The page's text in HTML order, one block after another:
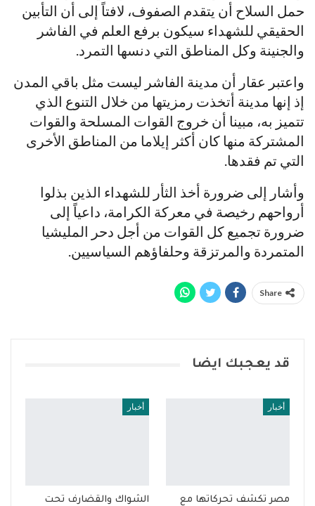
حمل السلاح أن يتقدم الصفوف، لافتاً إلى أن التأبين
الحقيقي للشهداء سيكون برفع العلم في الفاشر
والجنينة وكل المناطق التي دنسها التمرد.
واعتبر عقار أن مدينة الفاشر ليست مثل باقي المدن
إذ إنها مدينة أتخذت رمزيتها من خلال التنوع الذي
تتميز به، مبينا أن خروج القوات المسلحة والقوات
المشتركة منها كان أكثر إيلاما من المناطق الأخرى
التي تم فقدها.
وأشار إلى ضرورة أخذ الثأر للشهداء الذين بذلوا
أرواحهم رخيصة في معركة الكرامة، داعياً إلى
ضرورة تجميع كل القوات من أجل دحر المليشيا
المتمردة والمرتزقة وحلفاؤهم السياسيين.
Share
قد يعجبك ايضا
أخبار
مصر تكشف تحركاتها مع
أخبار
الشواك والقضارف تحت